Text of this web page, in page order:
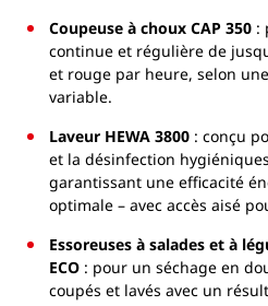
Coupeuse à choux CAP 350 :
continue et régulière de
et rouge par heure, selon
variable.
Laveur HEWA 3800 : conçu
et la désinfection
garantissant une efficacité
optimale – avec accès aisé
Essoreuses à salades et à
ECO : pour un séchage en
coupés et lavés avec un